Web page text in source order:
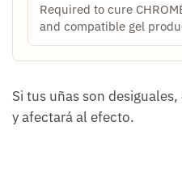
Required to cure
and compatible gel
Si tus uñas son
y afectará al efecto.